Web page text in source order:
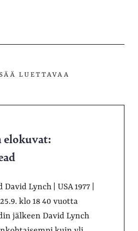
LUETTAVAA
Lynch | USA 1977 |
klo 18 40 vuotta
jälkeen David Lynch